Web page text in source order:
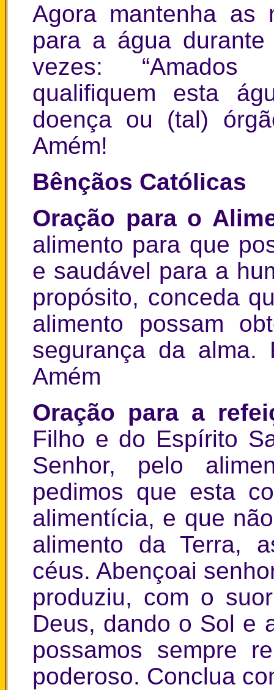
Agora mantenha
para a água
vezes: “Amados
qualifiquem esta
doença ou (tal)
Amém!
Bênçãos Católicas
Oração para o
alimento para que
e saudável para a
propósito, conceda
alimento possam
segurança da alma.
Amém
Oração para a
Filho e do Espírito
Senhor, pelo
pedimos que esta
alimentícia, e que
alimento da Terra,
céus. Abençoai
produziu, com o
Deus, dando o Sol e
possamos sempre
poderoso. Conclua